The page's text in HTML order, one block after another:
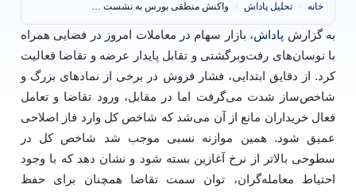
خانه تحلیل پاداش واکنش منطقی بورس به نشست شورای حکام
به گزارش پاداش، بازار سهام در معاملات امروز در فضایی همراه
با نوسان‌های رفت‌وبرگشتی و تقابل پایدار عرضه و تقاضا فعالیت
کرد. از دقایق ابتدایی، فشار فروش در برخی از نمادهای بزرگ و
شاخص‌ساز شدت می‌گرفت اما در مقابل، ورود تقاضا و تعامل
فعال خریداران مانع از آن می‌شد که شاخص کل وارد فاز اصلاحی
عمیق شود. همین موازنه نسبی موجب شد شاخص کل در
سطوحی بالاتر از نرخ آغازین بسته شود و نشان دهد که با وجود
احتیاط معامله‌گران، توان سمت تقاضا همچنان برای حفظ